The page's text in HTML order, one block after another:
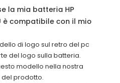
la mia batteria HP
è compatibile con il mio
di logo sul retro del pc
del logo sulla batteria.
modello nella nostra
prodotto.